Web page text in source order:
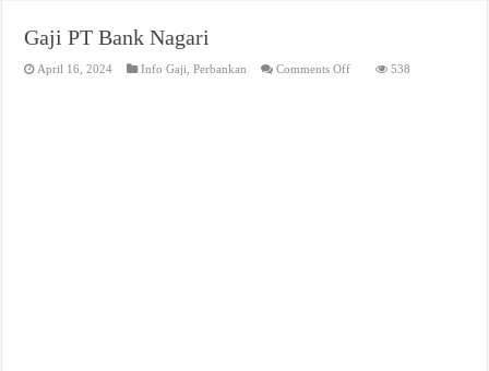
Gaji PT Bank Nagari
April 16, 2024 Info Gaji ,Perbankan Comments Offon
538